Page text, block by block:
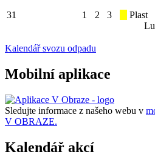
31 1 2 3
Plast
Kalendář svozu odpadu
Mobilní aplikace
Sledujte informace z našeho webu v
V OBRAZE.
Kalendář akcí